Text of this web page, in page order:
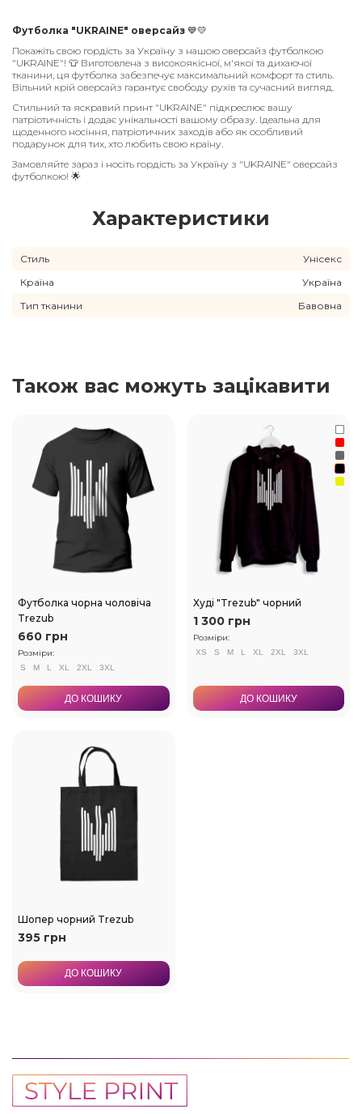
Футболка "UKRAINE" оверсайз 💙💛
Покажіть свою гордість за Україну з нашою оверсайз футболкою
"UKRAINE"! 👕 Виготовлена з високоякісної, м'якої та дихаючої
тканини, ця футболка забезпечує максимальний комфорт та стиль.
Вільний крій оверсайз гарантує свободу рухів та сучасний вигляд.
Стильний та яскравий принт "UKRAINE" підкреслює вашу
патріотичність і додає унікальності вашому образу. Ідеальна для
щоденного носіння, патріотичних заходів або як особливий
подарунок для тих, хто любить свою країну.
Замовляйте зараз і носіть гордість за Україну з "UKRAINE" оверсайз
футболкою! 🌟
Характеристики
Стиль
Унісекс
Країна
Україна
Тип тканини
Бавовна
Також вас можуть зацікавити
Футболка чорна чоловіча
Trezub
660 грн
Розміри:
S M L XL 2XL 3XL
ДО КОШИКУ
Худі "Trezub" чорний
1 300 грн
Розміри:
XS S M L XL 2XL 3XL
ДО КОШИКУ
Шопер чорний Trezub
395 грн
ДО КОШИКУ